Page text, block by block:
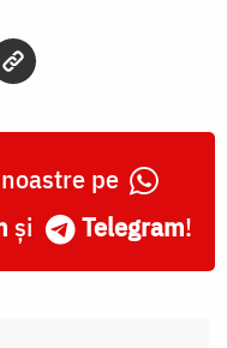
pe
și Telegram!